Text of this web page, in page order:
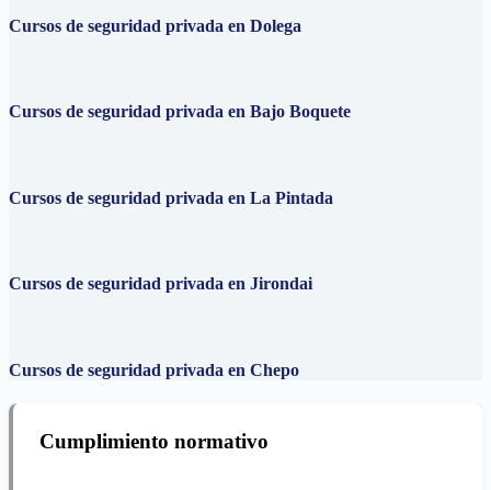
Cursos de seguridad privada en Dolega
Cursos de seguridad privada en Bajo Boquete
Cursos de seguridad privada en La Pintada
Cursos de seguridad privada en Jirondai
Cursos de seguridad privada en Chepo
Cumplimiento normativo